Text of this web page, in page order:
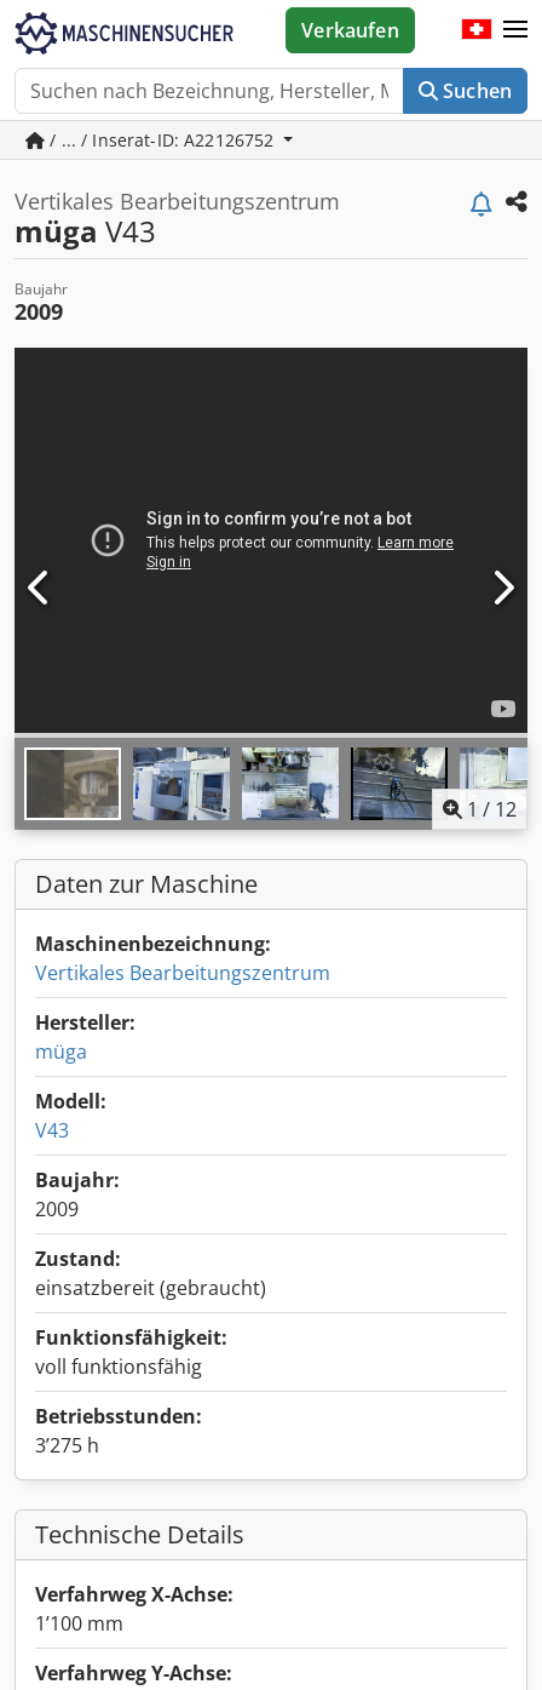
Suchen
Verkaufen
/ ... / Inserat-ID: A22126752
Vertikales Bearbeitungszentrum
müga V43
Baujahr
2009
1 / 12
Daten zur Maschine
Maschinenbezeichnung:
Vertikales Bearbeitungszentrum
Hersteller:
müga
Modell:
V43
Baujahr:
2009
Zustand:
einsatzbereit (gebraucht)
Funktionsfähigkeit:
voll funktionsfähig
Betriebsstunden:
3’275 h
Technische Details
Verfahrweg X-Achse:
1’100 mm
Verfahrweg Y-Achse: